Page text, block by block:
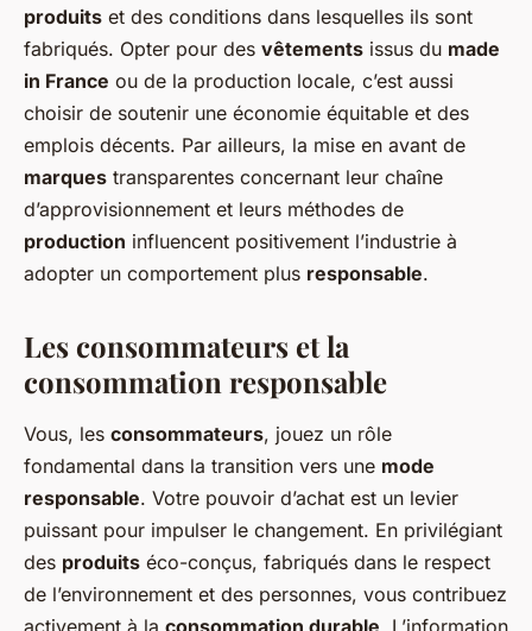
produits et des conditions dans lesquelles ils sont
fabriqués. Opter pour des vêtements issus du made
in France ou de la production locale, c’est aussi
choisir de soutenir une économie équitable et des
emplois décents. Par ailleurs, la mise en avant de
marques transparentes concernant leur chaîne
d’approvisionnement et leurs méthodes de
production influencent positivement l’industrie à
adopter un comportement plus responsable.
Les consommateurs et la
consommation responsable
Vous, les consommateurs, jouez un rôle
fondamental dans la transition vers une mode
responsable. Votre pouvoir d’achat est un levier
puissant pour impulser le changement. En privilégiant
des produits éco-conçus, fabriqués dans le respect
de l’environnement et des personnes, vous contribuez
activement à la consommation durable . L’information